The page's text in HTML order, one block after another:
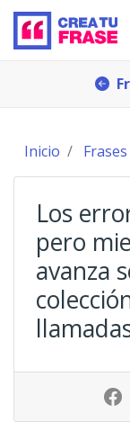
Inicio Frases
Los
pero
avanza